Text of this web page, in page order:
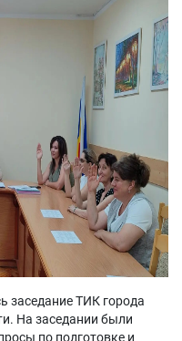
заседание ТИК города
На заседании были
по подготовке и